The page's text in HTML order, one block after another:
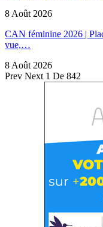
8 Août 2026
CAN féminine 2026 |
vue,…
8 Août 2026
Prev Next 1 De 842